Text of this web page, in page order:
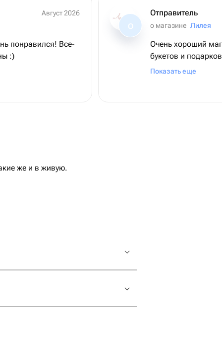
Август 2026
понравился! Все-
:)
О
Отправитель
о магазине Лилея
Очень хороший
букетов и
прекрасный букет!
Показать еще
же и в живую.